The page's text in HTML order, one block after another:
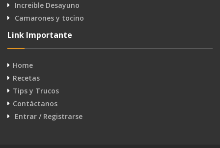
Increible Desayuno
Camarones y tocino
Link Importante
Home
Recetas
Tips y Trucos
Contáctanos
Entrar / Registrarse